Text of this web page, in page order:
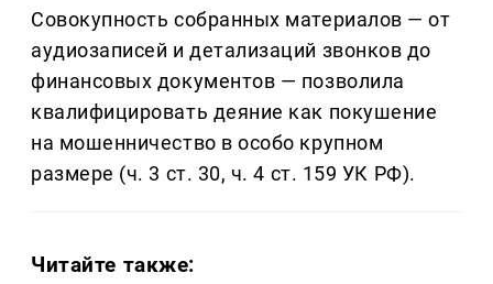
Совокупность собранных материалов — от
аудиозаписей и детализаций звонков до
финансовых документов — позволила
квалифицировать деяние как покушение
на мошенничество в особо крупном
размере (ч. 3 ст. 30, ч. 4 ст. 159 УК РФ).
Читайте также: